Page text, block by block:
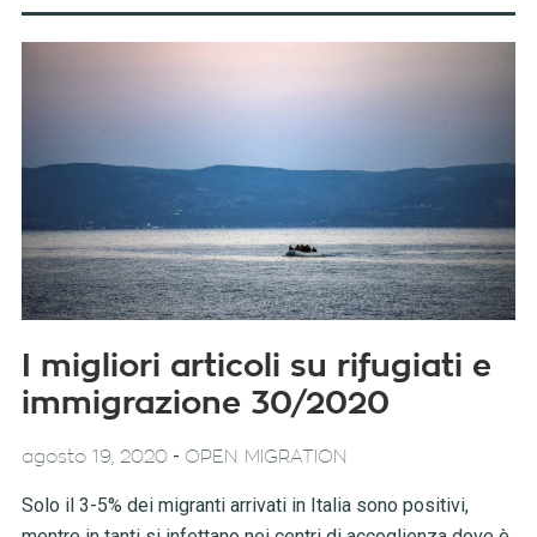
I migliori articoli su rifugiati e
immigrazione 30/2020
agosto 19, 2020- OPEN MIGRATION
Solo il 3-5% dei migranti arrivati in Italia sono positivi,